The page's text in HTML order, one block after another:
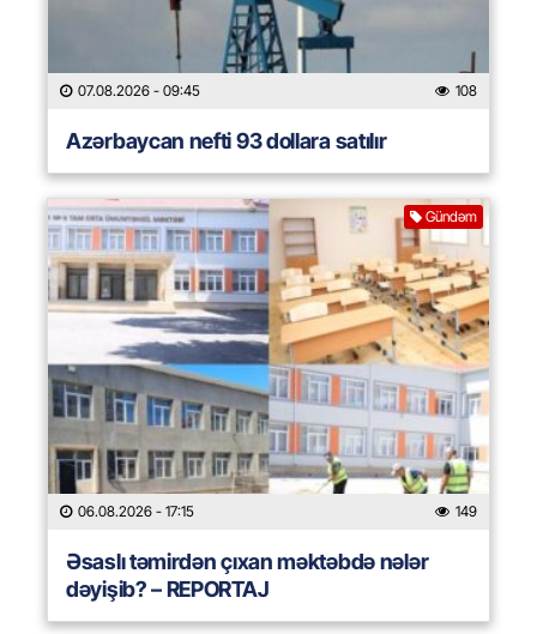
07.08.2026 - 09:45 108
Azərbaycan nefti 93 dollara satılır
Gündəm
06.08.2026 - 17:15 149
Əsaslı təmirdən çıxan məktəbdə nələr
dəyişib? – REPORTAJ